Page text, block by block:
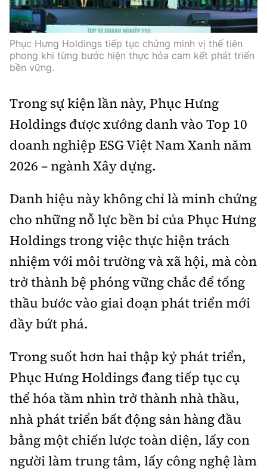
Phục Hưng Holdings tiếp tục chứng minh vị thế tiên
phong khi từng bước hiện thực hóa cam kết phát triển
bền vững.
Trong sự kiện lần này, Phục Hưng
Holdings được xướng danh vào Top 10
doanh nghiệp ESG Việt Nam Xanh năm
2026 – ngành Xây dựng.
Danh hiệu này không chỉ là minh chứng
cho những nỗ lực bền bỉ của Phục Hưng
Holdings trong việc thực hiện trách
nhiệm với môi trường và xã hội, mà còn
trở thành bệ phóng vững chắc để tổng
thầu bước vào giai đoạn phát triển mới
đầy bứt phá.
Trong suốt hơn hai thập kỷ phát triển,
Phục Hưng Holdings đang tiếp tục cụ
thể hóa tầm nhìn trở thành nhà thầu,
nhà phát triển bất động sản hàng đầu
bằng một chiến lược toàn diện, lấy con
người làm trung tâm, lấy công nghệ làm